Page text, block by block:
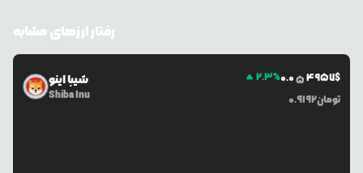
رفتار ارزهای مشابه
شیبا اینو
Shiba Inu
2.3%0.054957$
0.9192تومان